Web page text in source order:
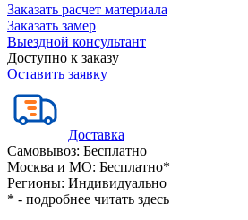
Заказать расчет материала
Заказать замер
Выездной консультант
Доступно к заказу
Оставить заявку
Доставка
Самовывоз: Бесплатно
Москва и МО: Бесплатно*
Регионы: Индивидуально
* - подробнее читать здесь